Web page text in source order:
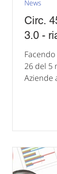
Circ.
3.0 -
26 del 5
Aziende
Enti del
Amministrazioni.
News